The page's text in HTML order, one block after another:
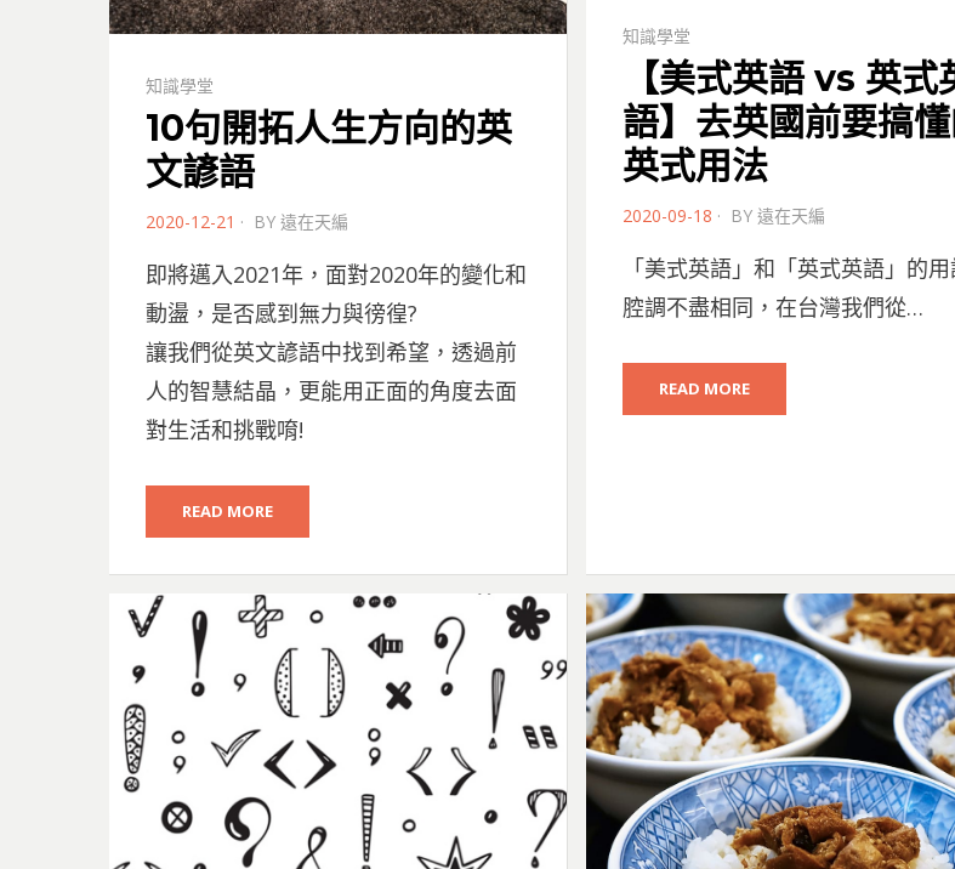
知識學堂
10句開拓人生方向的英
文諺語
POSTED
2020-12-21 BY 遠在天編
即將邁入2021年，面對2020年的變化和
動盪，是否感到無力與徬徨?
讓我們從英文諺語中找到希望，透過前
人的智慧結晶，更能用正面的角度去面
對生活和挑戰唷!
READ MORE
知識學堂
【美式英語 vs 英式
語】去英國前要搞
英式用法
POSTED
2020-09-18 BY 遠在天編
「美式英語」和「英式英語」的
腔調不盡相同，在台灣我們從…
READ MORE